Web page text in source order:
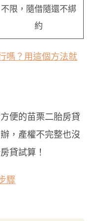
不限，隨借隨還不綁
約
嗎？用這個方法就
便的苗栗二胎房貸
，產權不完整也沒
貸試算！
驟